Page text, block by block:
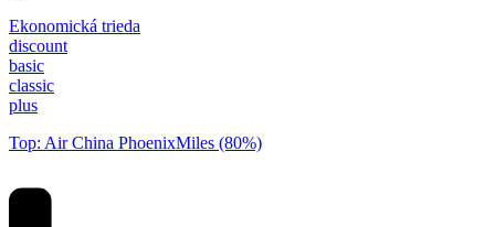
Ekonomická trieda
discount
basic
classic
plus
Top: Air China PhoenixMiles (80%)